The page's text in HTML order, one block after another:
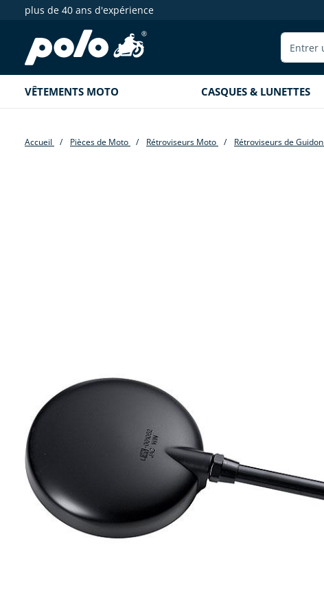
Aller à la navigation principale
plus de 40 ans d'expérience
VÊTEMENTS MOTO CASQUES & LUNETTES
Accueil Pièces de Moto Rétroviseurs Moto Rétroviseurs de Guidon